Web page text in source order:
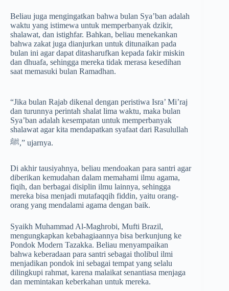
Beliau juga mengingatkan bahwa bulan Sya’ban adalah
waktu yang istimewa untuk memperbanyak dzikir,
shalawat, dan istighfar. Bahkan, beliau menekankan
bahwa zakat juga dianjurkan untuk ditunaikan pada
bulan ini agar dapat ditasharufkan kepada fakir miskin
dan dhuafa, sehingga mereka tidak merasa kesedihan
saat memasuki bulan Ramadhan.
“Jika bulan Rajab dikenal dengan peristiwa Isra’ Mi’raj
dan turunnya perintah shalat lima waktu, maka bulan
Sya’ban adalah kesempatan untuk memperbanyak
shalawat agar kita mendapatkan syafaat dari Rasulullah
ﷺ,” ujarnya.
Di akhir tausiyahnya, beliau mendoakan para santri agar
diberikan kemudahan dalam memahami ilmu agama,
fiqih, dan berbagai disiplin ilmu lainnya, sehingga
mereka bisa menjadi mutafaqqih fiddin, yaitu orang-
orang yang mendalami agama dengan baik.
Syaikh Muhammad Al-Maghrobi, Mufti Brazil,
mengungkapkan kebahagiaannya bisa berkunjung ke
Pondok Modern Tazakka. Beliau menyampaikan
bahwa keberadaan para santri sebagai tholibul ilmi
menjadikan pondok ini sebagai tempat yang selalu
dilingkupi rahmat, karena malaikat senantiasa menjaga
dan memintakan keberkahan untuk mereka.